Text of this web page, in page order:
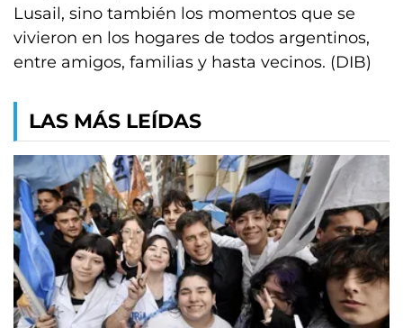
Lusail, sino también los momentos que se
vivieron en los hogares de todos argentinos,
entre amigos, familias y hasta vecinos. (DIB)
LAS MÁS LEÍDAS